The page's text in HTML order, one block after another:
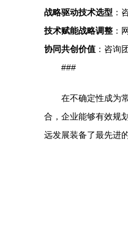
战略驱动技术选型 ：
技术赋能战略调整 ：
协同共创价值 ：咨询
###
在不确定性成为
合，企业能够有效规
远发展装备了最先进